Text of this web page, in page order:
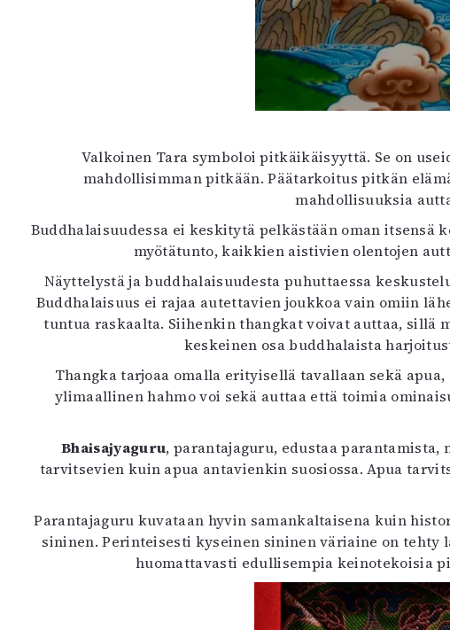
Valkoinen Tara symboloi pitkäikäisyyttä. Se on
mahdollisimman pitkään. Päätarkoitus pitkän
mahdollisuuksia
Buddhalaisuudessa ei keskitytä pelkästään oman itsensä
myötätunto, kaikkien aistivien olentojen
Näyttelystä ja buddhalaisuudesta puhuttaessa
Buddhalaisuus ei rajaa autettavien joukkoa vain omiin
tuntua raskaalta. Siihenkin thangkat voivat auttaa, sillä
keskeinen osa buddhalaista
Thangka tarjoaa omalla erityisellä tavallaan sekä
ylimaallinen hahmo voi sekä auttaa että toimia
Bhaisajyaguru, parantajaguru, edustaa
tarvitsevien kuin apua antavienkin suosiossa. Apua
Parantajaguru kuvataan hyvin samankaltaisena kuin
sininen. Perinteisesti kyseinen sininen väriaine on
huomattavasti edullisempia keinotekoisia